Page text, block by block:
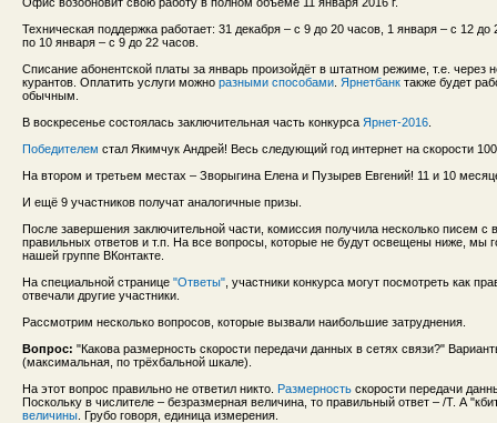
Техническая поддержка работает: 31 декабря – с 9 до 20 часов, 1 января – с 12
по 10 января – с 9 до 22 часов.
Списание абонентской платы за январь произойдёт в штатном режиме, т.е. через
курантов. Оплатить услуги можно разными способами Ярнетбанк также будет
обычным.
В воскресенье состоялась заключительная часть конкурса Ярнет-2016
Победителем стал Якимчук Андрей! Весь следующий год интернет на скорости
На втором и третьем местах – Зворыгина Елена и Пузырев Евгений! 11 и 10
И ещё 9 участников получат аналогичные призы.
После завершения заключительной части, комиссия получила несколько писем
правильных ответов и т.п. На все вопросы, которые не будут освещены ниже, мы
нашей группе ВКонтакте.
На специальной странице "Ответы" , участники конкурса могут посмотреть как
отвечали другие участники.
Рассмотрим несколько вопросов, которые вызвали наибольшие затруднения.
Вопрос: "Какова размерность скорости передачи данных в сетях связи?"
(максимальная, по трёхбальной шкале).
На этот вопрос правильно не ответил никто. Размерность скорости передачи
Поскольку в числителе – безразмерная величина, то правильный ответ – /T. А
величины . Грубо говоря, единица измерения.